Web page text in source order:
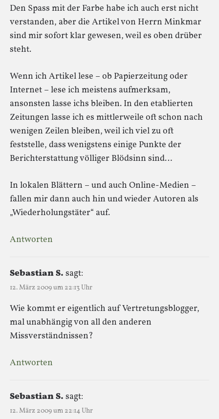
Den Spass mit der Farbe habe ich auch erst nicht
verstanden, aber die Artikel von Herrn Minkmar
sind mir sofort klar gewesen, weil es oben drüber
steht.
Wenn ich Artikel lese – ob Papierzeitung oder
Internet – lese ich meistens aufmerksam,
ansonsten lasse ichs bleiben. In den etablierten
Zeitungen lasse ich es mittlerweile oft schon nach
wenigen Zeilen bleiben, weil ich viel zu oft
feststelle, dass wenigstens einige Punkte der
Berichterstattung völliger Blödsinn sind…
In lokalen Blättern – und auch Online-Medien –
fallen mir dann auch hin und wieder Autoren als
„Wiederholungstäter“ auf.
Antworten
Sebastian S. sagt:
12. März 2009 um 22:13 Uhr
Wie kommt er eigentlich auf Vertretungsblogger,
mal unabhängig von all den anderen
Missverständnissen?
Antworten
Sebastian S. sagt:
12. März 2009 um 22:14 Uhr